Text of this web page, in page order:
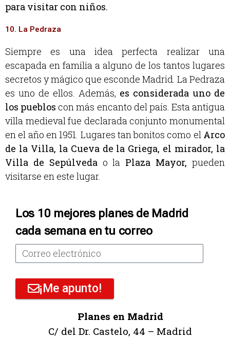
para visitar con niños.
10. La Pedraza
Siempre es una idea perfecta realizar una
escapada en familia a alguno de los tantos lugares
secretos y mágico que esconde Madrid. La Pedraza
es uno de ellos. Además, es considerada uno de
los pueblos con más encanto del país. Esta antigua
villa medieval fue declarada conjunto monumental
en el año en 1951. Lugares tan bonitos como el Arco
de la Villa, la Cueva de la Griega, el mirador, la
Villa de Sepúlveda o la Plaza Mayor, pueden
visitarse en este lugar.
Los 10 mejores planes de Madrid
cada semana en tu correo
¡Me apunto!
Planes en Madrid
C/ del Dr. Castelo, 44 – Madrid